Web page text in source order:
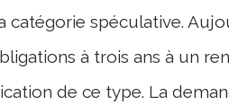
spéculative.
à trois ans à un
de ce type. La